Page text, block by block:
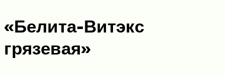
«Белита-Витэкс
грязевая»